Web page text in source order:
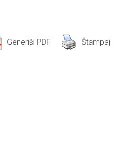
Generiši PDF Štampaj